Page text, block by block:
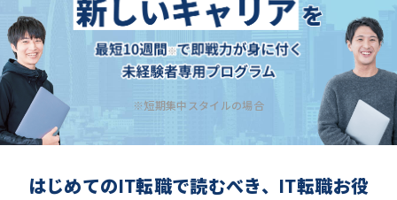
※短期集中スタイルの場合
はじめてのIT転職で読むべき、IT転職お役